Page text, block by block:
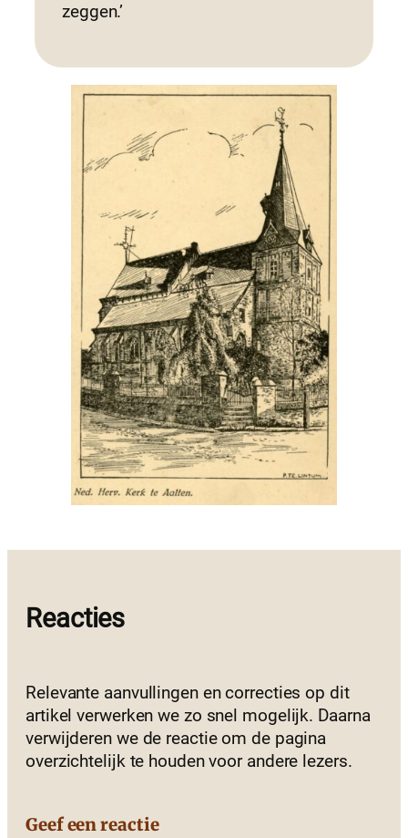
zeggen.’
Reacties
Relevante aanvullingen en correcties op dit
artikel verwerken we zo snel mogelijk. Daarna
verwijderen we de reactie om de pagina
overzichtelijk te houden voor andere lezers.
Geef een reactie